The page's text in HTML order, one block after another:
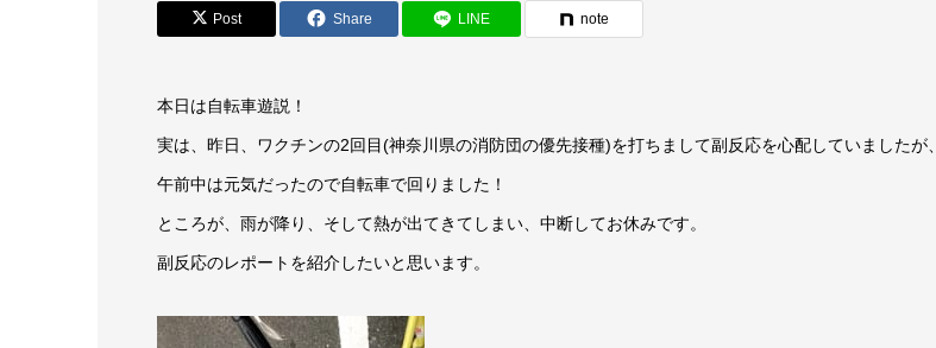
Post Share LINE note
本日は自転車遊説！
実は、昨日、ワクチンの2回目(神奈川県の消防団の優先接種)を打ちまして副反応を心配していましたが、
午前中は元気だったので自転車で回りました！
ところが、雨が降り、そして熱が出てきてしまい、中断してお休みです。
副反応のレポートを紹介したいと思います。